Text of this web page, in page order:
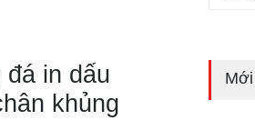
in dấu
khủng